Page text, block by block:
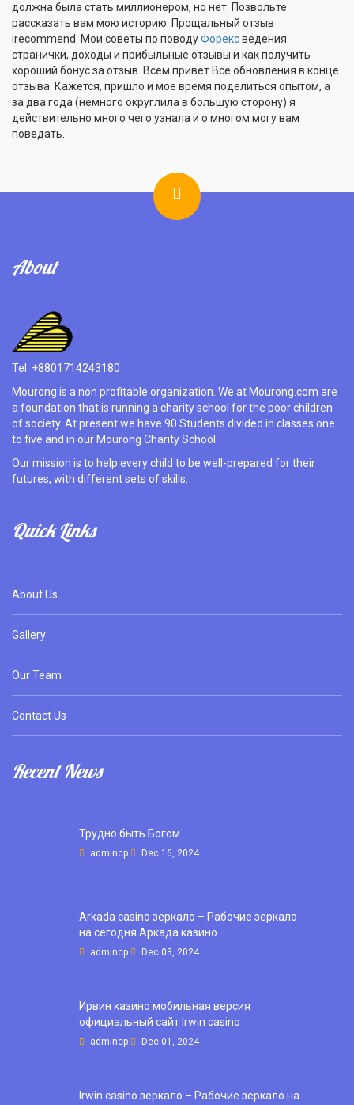
должна была стать миллионером, но нет. Позвольте
рассказать вам мою историю. Прощальный отзыв
irecommend. Мои советы по поводуФорексведения
странички, доходы и прибыльные отзывы и как получить
хороший бонус за отзыв. Всем привет Все обновления в конце
отзыва. Кажется, пришло и мое время поделиться опытом, а
за два года (немного округлила в большую сторону) я
действительно много чего узнала и о многом могу вам
поведать.
About
Tel: +8801714243180
Mourong is a non profitable organization. We at Mourong.com are
a foundation that is running a charity school for the poor children
of society. At present we have 90 Students divided in classes one
to five and in our Mourong Charity School.
Our mission is to help every child to be well-prepared for their
futures, with different sets of skills.
Quick Links
About Us
Gallery
Our Team
Contact Us
Recent News
Трудно быть Богом
admincp Dec 16, 2024
Arkada casino зеркало – Рабочие зеркало
на сегодня Аркада казино
admincp Dec 03, 2024
Ирвин казино мобильная версия
официальный сайт Irwin casino
admincp Dec 01, 2024
Irwin casino зеркало – Рабочие зеркало на